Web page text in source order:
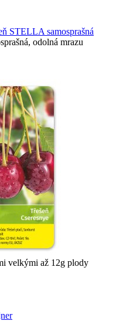
odolná mrazu
velkými až 12g plody